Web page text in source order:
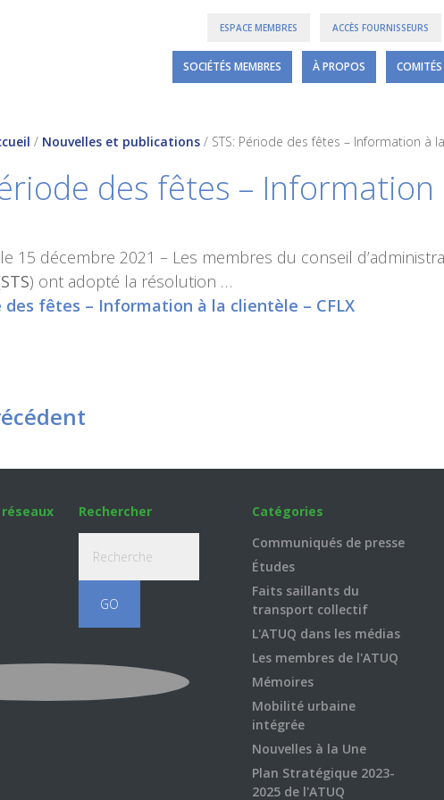
ESPACE MEMBRES ACCÈS FOURNISSEURS
SOCIÉTÉS MEMBRES À PROPOS COMITÉS
/ Nouvelles et publications / STS: Période des fêtes – Information à
des fêtes – Information
15 décembre 2021 – Les membres du conseil
STS) ont adopté la résolution …
des fêtes – Information à la clientèle – CFLX
réseaux
Rechercher
Catégories
Communiqués de presse
Études
Faits saillants du
transport collectif
L'ATUQ dans les médias
Les membres de l'ATUQ
Mémoires
Mobilité urbaine
intégrée
Nouvelles à la Une
Plan Stratégique 2023-
2025 de l'ATUQ